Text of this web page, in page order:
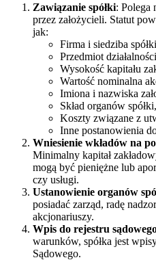
Zawiązanie spółki: Polega
przez założycieli. Statut
jak:
Firma i siedziba
Przedmiot
Wysokość kapitału
Wartość nominalna
Imiona i nazwiska
Skład organów spółki,
Koszty związane z
Inne postanowienia
Wniesienie wkładów na
Minimalny kapitał
mogą być pieniężne lub
czy usługi.
Ustanowienie organów
posiadać zarząd, radę
akcjonariuszy.
Wpis do rejestru
warunków, spółka jest
Sądowego.